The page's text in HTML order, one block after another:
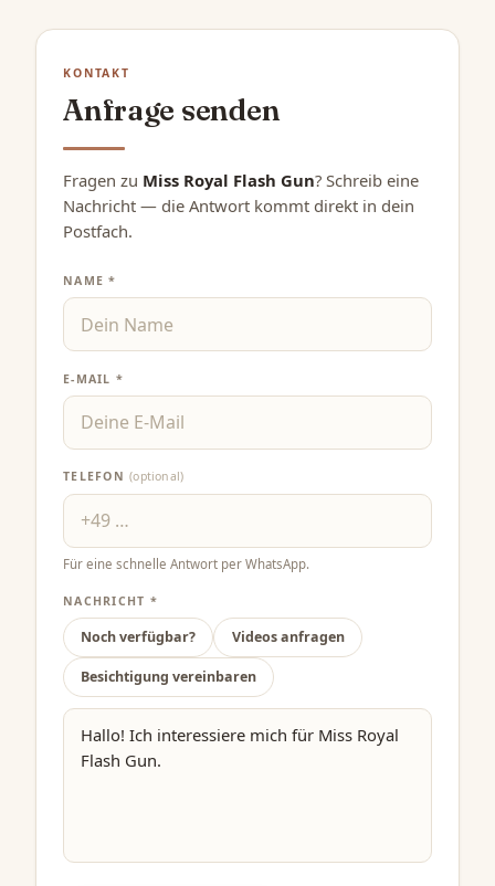
KONTAKT
Anfrage senden
Fragen zu Miss Royal Flash Gun? Schreib eine
Nachricht — die Antwort kommt direkt in dein
Postfach.
NAME *
E-MAIL *
TELEFON(optional)
Für eine schnelle Antwort per WhatsApp.
NACHRICHT *
Noch verfügbar? Videos anfragen
Besichtigung vereinbaren